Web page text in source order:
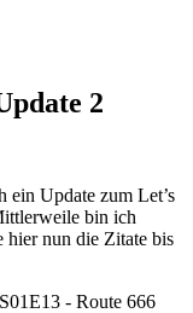
2
ein Update zum Let’s
bin ich
hier nun die Zitate bis
- Route 666